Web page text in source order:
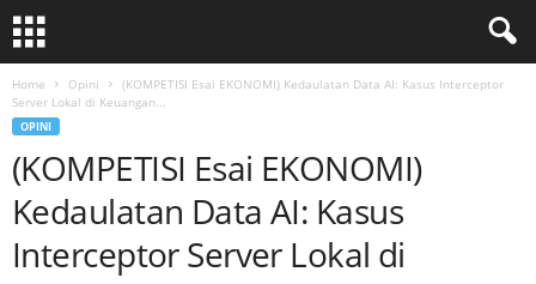
Home Opini
(KOMPETISI Esai EKONOMI) Kedaulatan Data AI: Kasus Interceptor
Server Lokal di Keuangan...
OPINI
(KOMPETISI Esai EKONOMI)
Kedaulatan Data AI: Kasus
Interceptor Server Lokal di